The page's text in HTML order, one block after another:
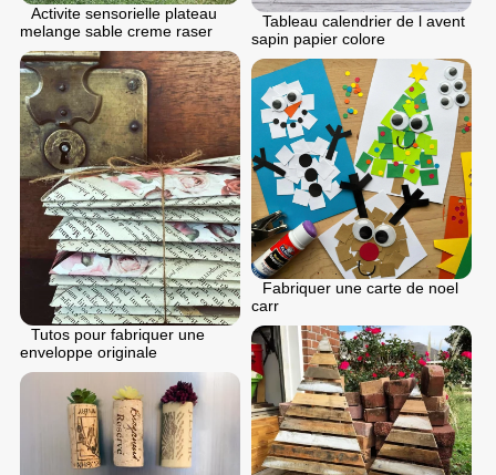
Tableau calendrier de l avent
sapin papier colore
Activite sensorielle plateau
melange sable creme raser
Tutos pour fabriquer une
enveloppe originale
Fabriquer une carte de noel
carr